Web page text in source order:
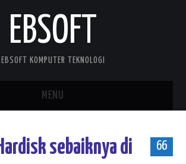
EBSOFT
EBSOFT KOMPUTER TEKNOLOGI
MENU
66
sebaiknya di